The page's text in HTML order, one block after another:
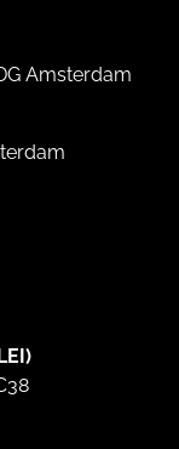
Amsterdam